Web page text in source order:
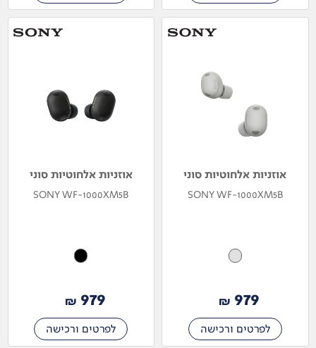
אוזניות אלחוטיות סוני
SONY WF-1000XM5B
979
₪
לפרטים ורכישה
אוזניות אלחוטיות סוני
SONY WF-1000XM5B
979
₪
לפרטים ורכישה